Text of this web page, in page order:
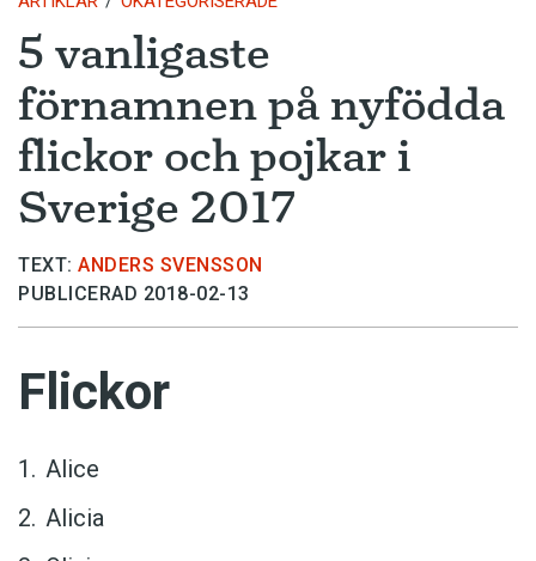
5 vanligaste
förnamnen på nyfödda
flickor och pojkar i
Sverige 2017
TEXT: ANDERS SVENSSON
PUBLICERAD 2018-02-13
Flickor
Alice
Alicia